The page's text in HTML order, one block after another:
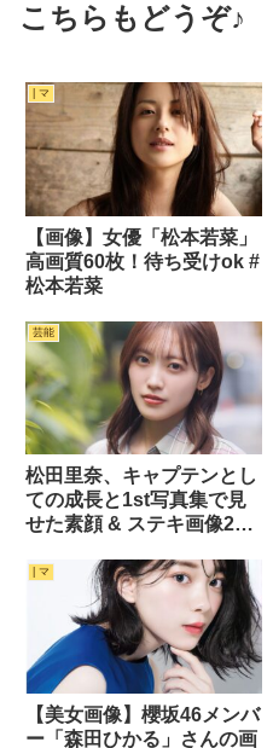
こちらもどうぞ♪
| マ
【画像】女優「松本若菜」
高画質60枚！待ち受けok #
松本若菜
芸能
松田里奈、キャプテンとし
ての成長と1st写真集で見
せた素顔 & ステキ画像23
| マ
【美女画像】櫻坂46メンバ
ー「森田ひかる」さんの画